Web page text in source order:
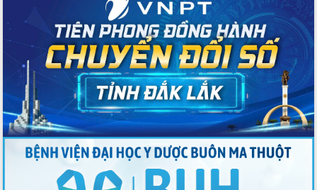
Thủ tướng Phạm Minh Chính: Khẩn
trương tái thiết cuộc sống người dân
sau thiên tai
Tập trung nâng cao chất lượng, tổ
chức sản xuất sầu riêng theo hướng
bền vững
Đẩy nhanh công tác khắc phục, ổn
định đời sống Nhân dân sau bão số 13
Bí thư Tỉnh ủy Lương Nguyễn Minh
Triết dự Ngày hội đại đoàn kết tại
Buôn Đăk Tuôr, xã Cư Pui
Khởi công xây dựng Trường Phổ thông